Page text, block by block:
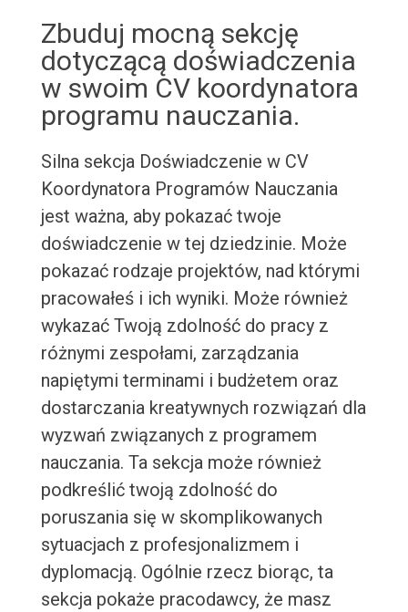
Zbuduj mocną sekcję
dotyczącą doświadczenia
w swoim CV koordynatora
programu nauczania.
Silna sekcja Doświadczenie w CV
Koordynatora Programów Nauczania
jest ważna, aby pokazać twoje
doświadczenie w tej dziedzinie. Może
pokazać rodzaje projektów, nad którymi
pracowałeś i ich wyniki. Może również
wykazać Twoją zdolność do pracy z
różnymi zespołami, zarządzania
napiętymi terminami i budżetem oraz
dostarczania kreatywnych rozwiązań dla
wyzwań związanych z programem
nauczania. Ta sekcja może również
podkreślić twoją zdolność do
poruszania się w skomplikowanych
sytuacjach z profesjonalizmem i
dyplomacją. Ogólnie rzecz biorąc, ta
sekcja pokaże pracodawcy, że masz